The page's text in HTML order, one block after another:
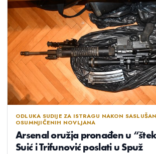
ODLUKA SUDIJE ZA ISTRAGU NAKON
OSUMNJIČENIH NOVLJANA
Arsenal oružja pronađen u
Suić i Trifunović poslati u Spuž